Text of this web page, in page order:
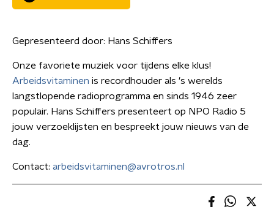
Gepresenteerd door: Hans Schiffers
Onze favoriete muziek voor tijdens elke klus!
Arbeidsvitaminen is recordhouder als 's werelds
langstlopende radioprogramma en sinds 1946 zeer
populair. Hans Schiffers presenteert op NPO Radio 5
jouw verzoeklijsten en bespreekt jouw nieuws van de
dag.
Contact: arbeidsvitaminen@avrotros.nl